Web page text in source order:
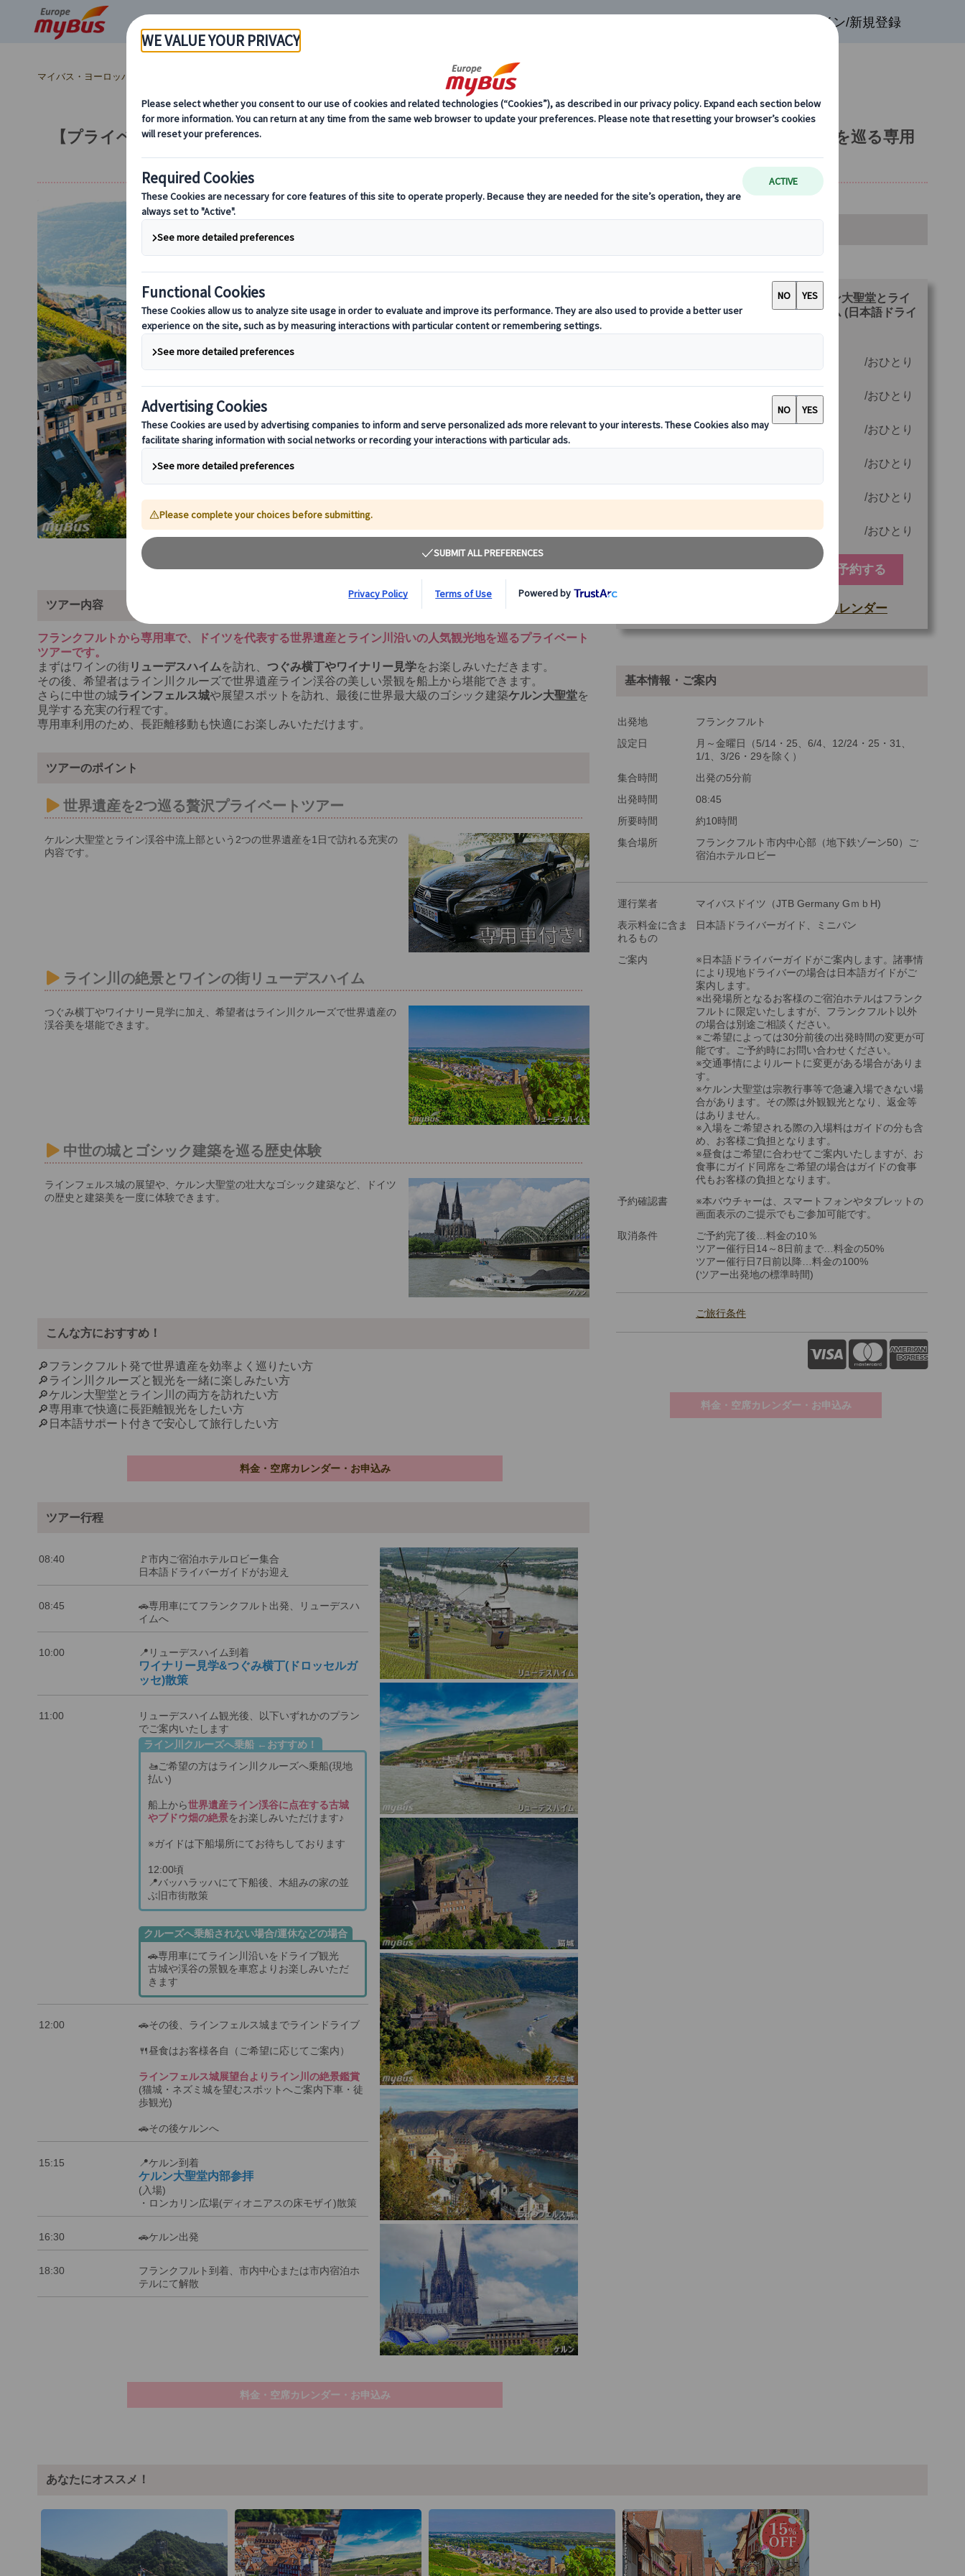
ログイン/新規登録
マイバス・ヨーロッパ ライン川渓谷 (6)
【プライベートツアー】フランクフルト発 ケルン大聖堂＆ライン川リューデスハイム｜世界遺産と中世の城を巡る専用
車観光
ツアー内容
フランクフルトから専用車で、ドイツを代表する世界遺産とライン川沿いの人気観光地を巡るプライベート
ツアーです。
まずはワインの街リューデスハイムを訪れ、 つぐみ横丁やワイナリー見学をお楽しみいただきます。
その後、希望者はライン川クルーズで世界遺産ライン渓谷の美しい景観を船上から堪能できます。
さらに中世の城ラインフェルス城や展望スポットを訪れ、最後に世界最大級のゴシック建築ケルン大聖堂を
見学する充実の行程です。
専用車利用のため、長距離移動も快適にお楽しみいただけます。
ツアーのポイント
世界遺産を2つ巡る贅沢プライベートツアー
ケルン大聖堂とライン渓谷中流上部という2つの世界遺産を1日で訪れる充実の
内容です。
ライン川の絶景とワインの街リューデスハイム
つぐみ横丁やワイナリー見学に加え、希望者はライン川クルーズで世界遺産の
渓谷美を堪能できます。
中世の城とゴシック建築を巡る歴史体験
ラインフェルス城の展望や、ケルン大聖堂の壮大なゴシック建築など、ドイツ
の歴史と建築美を一度に体験できます。
こんな方におすすめ！
🔎フランクフルト発で世界遺産を効率よく巡りたい方
🔎ライン川クルーズと観光を一緒に楽しみたい方
🔎ケルン大聖堂とライン川の両方を訪れたい方
🔎専用車で快適に長距離観光をしたい方
🔎日本語サポート付きで安心して旅行したい方
料金・空席カレンダー・お申込み
ツアー行程
08:40
🚩市内ご宿泊ホテルロビー集合
日本語ドライバーガイドがお迎え
08:45
🚗専用車にてフランクフルト出発、リューデスハ
イムへ
10:00 📍リューデスハイム到着
ワイナリー見学&つぐみ横丁(ドロッセルガ
ッセ)散策
11:00
リューデスハイム観光後、以下いずれかのプラン
でご案内いたします
ライン川クルーズへ乗船 ←おすすめ！
🚤ご希望の方はライン川クルーズへ乗船(現地
払い)
船上から世界遺産ライン渓谷に点在する古城
やブドウ畑の絶景をお楽しみいただけます♪
※ガイドは下船場所にてお待ちしております
12:00頃
📍バッハラッハにて下船後、木組みの家の並
ぶ旧市街散策
クルーズへ乗船されない場合/運休などの場合
🚗専用車にてライン川沿いをドライブ観光
古城や渓谷の景観を車窓よりお楽しみいただ
きます
12:00 🚗その後、ラインフェルス城までラインドライブ
🍴昼食はお客様各自（ご希望に応じてご案内）
ラインフェルス城展望台よりライン川の絶景鑑賞
(猫城・ネズミ城を望むスポットへご案内下車・徒
歩観光)
🚗その後ケルンへ
15:15 📍ケルン到着
ケルン大聖堂内部参拝
(入場)
・ロンカリン広場(ディオニアスの床モザイ)散策
16:30 🚗ケルン出発
18:30
フランクフルト到着、市内中心または市内宿泊ホ
テルにて解散
料金・空席カレンダー・お申込み
【プライベート】2つの世界遺産ケルン大聖堂とライ
ン渓谷中流上部、古城とリューデスハイム (日本語ドライ
おひとり
315.00 EUR おひとり
4 名様参加時 350.00 EUR おひとり
おひとり
2 名様参加時 570.00 EUR おひとり
1 名様参加時 1050.00 EUR おひとり
予約する
空席カレンダー
最少催行人数
ツアーコード
※料金：大人・子供2歳以上共通
基本情報・ご案内
出発地
フランクフルト
設定日
月～金曜日（5/14・25、6/4、12/24・25・31、
1/1、3/26・29を除く）
集合時間
出発の5分前
出発時間
08:45
所要時間
約10時間
集合場所
フランクフルト市内中心部（地下鉄ゾーン50）ご
宿泊ホテルロビー
運行業者
マイバスドイツ（JTB Germany GｍｂH)
表示料金に含ま
れるもの
日本語ドライバーガイド、ミニバン
ご案内
※日本語ドライバーガイドがご案内します。諸事情
により現地ドライバーの場合は日本語ガイドがご
案内します。
※出発場所となるお客様のご宿泊ホテルはフランク
フルトに限定いたしますが、フランクフルト以外
の場合は別途ご相談ください。
※ご希望によっては30分前後の出発時間の変更が可
能です。ご予約時にお問い合わせください。
※交通事情によりルートに変更がある場合がありま
す。
※ケルン大聖堂は宗教行事等で急遽入場できない場
合があります。その際は外観観光となり、返金等
はありません。
※入場をご希望される際の入場料はガイドの分も含
め、お客様ご負担となります。
※昼食はご希望に合わせてご案内いたしますが、お
食事にガイド同席をご希望の場合はガイドの食事
代もお客様の負担となります。
予約確認書
※本バウチャーは、スマートフォンやタブレットの
画面表示のご提示でもご参加可能です。
取消条件
ご予約完了後…料金の10％
ツアー催行日14～8日前まで…料金の50%
ツアー催行日7日前以降…料金の100%
(ツアー出発地の標準時間)
ご旅行条件
料金・空席カレンダー・お申込み
あなたにオススメ！